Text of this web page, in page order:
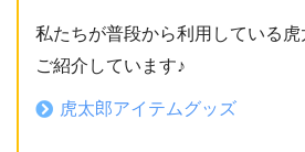
私たちが普段から利用している
ご紹介しています♪
虎太郎アイテムグッズ